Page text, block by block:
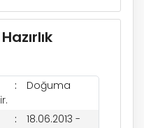
Doğuma
18.06.2013 -